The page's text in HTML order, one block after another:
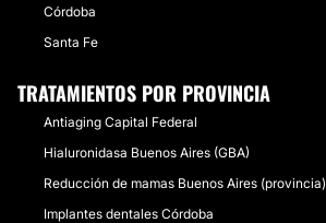
Córdoba
Santa Fe
TRATAMIENTOS POR PROVINCIA
Antiaging Capital Federal
Hialuronidasa Buenos Aires (GBA)
Reducción de mamas Buenos Aires (provincia)
Implantes dentales Córdoba